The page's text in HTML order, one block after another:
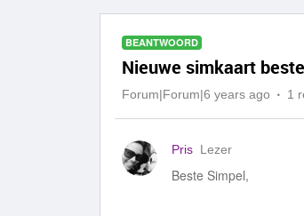
BEANTWOORD
Nieuwe simkaart
Forum|Forum|6 years ago 1
Pris Lezer
Beste Simpel,